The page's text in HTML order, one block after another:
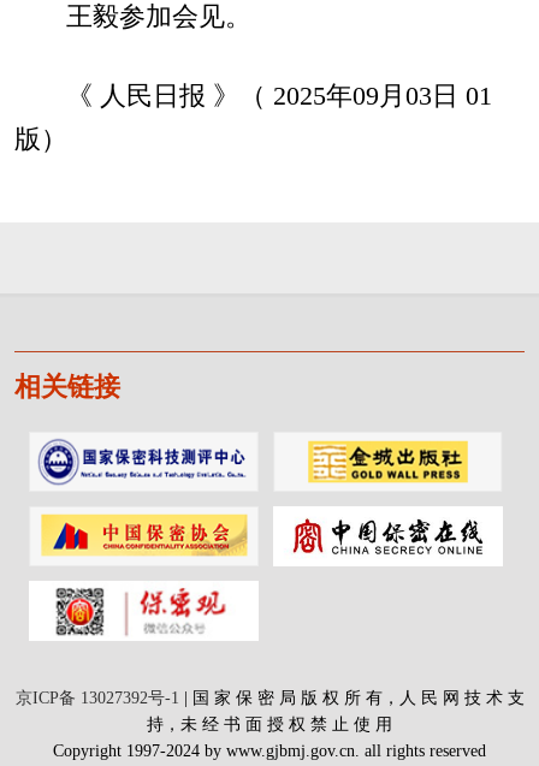
王毅参加会见。
《 人民日报 》（ 2025年09月03日 01
版）
相关链接
京ICP备 13027392号-1 | 国 家 保 密 局 版 权 所 有，人 民 网 技 术 支
持，未 经 书 面 授 权 禁 止 使 用
Copyright 1997-2024 by www.gjbmj.gov.cn. all rights reserved